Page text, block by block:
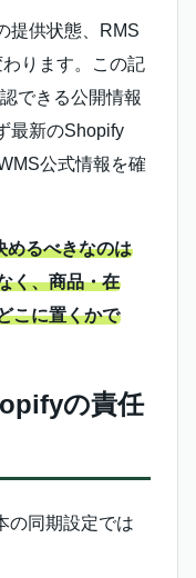
提供状態、RMS
ります。この記
できる公開情報
最新のShopify
公式情報を確
るべきなのは
く、商品・在
こに置くかで
の責任
の同期設定では